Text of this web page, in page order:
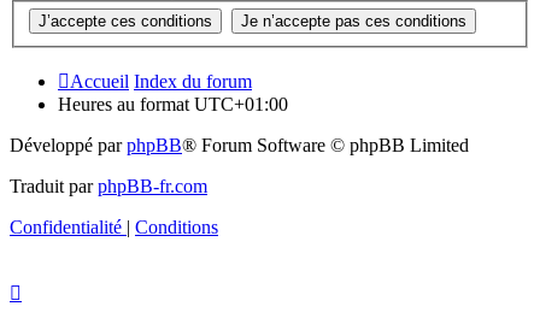
Accueil Index du forum
Heures au format UTC+01:00
Développé parphpBB® Forum Software © phpBB Limited
Traduit parphpBB-fr.com
Confidentialité | Conditions